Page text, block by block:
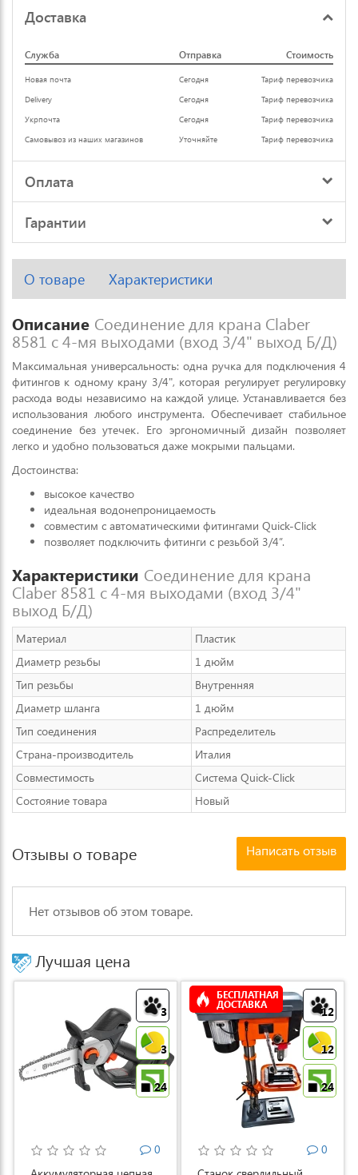
Доставка
Служба Отправка Стоимость
Новая почта Сегодня
Тариф перевозчика
Delivery
Сегодня
Тариф перевозчика
Укрпочта
Сегодня
Тариф перевозчика
Самовывоз из наших магазинов
Уточняйте Тариф перевозчика
Оплата
Гарантии
О товаре Характеристики
Описание Соединение для крана Claber
8581 с 4-мя выходами (вход 3/4" выход Б/Д)
Максимальная универсальность: одна ручка для подключения 4
фитингов к одному крану 3/4", которая регулирует регулировку
расхода воды независимо на каждой улице. Устанавливается без
использования любого инструмента. Обеспечивает стабильное
соединение без утечек. Его эргономичный дизайн позволяет
легко и удобно пользоваться даже мокрыми пальцами.
Достоинства:
высокое качество
идеальная водонепроницаемость
совместим с автоматическими фитингами Quick-Click
позволяет подключить фитинги с резьбой 3/4”.
Характеристики Соединение для крана
Claber 8581 с 4-мя выходами (вход 3/4"
выход Б/Д)
Материал
Пластик
Диаметр резьбы
1 дюйм
Тип резьбы
Внутренняя
Диаметр шланга
1 дюйм
Тип соединения
Распределитель
Страна-производитель
Италия
Совместимость
Система Quick-Click
Состояние товара
Новый
Отзывы о товаре Написать отзыв
Нет отзывов об этом товаре.
Лучшая цена
3
3
24
0
12
12
24
БЕСПЛАТНАЯ
ДОСТАВКА
0